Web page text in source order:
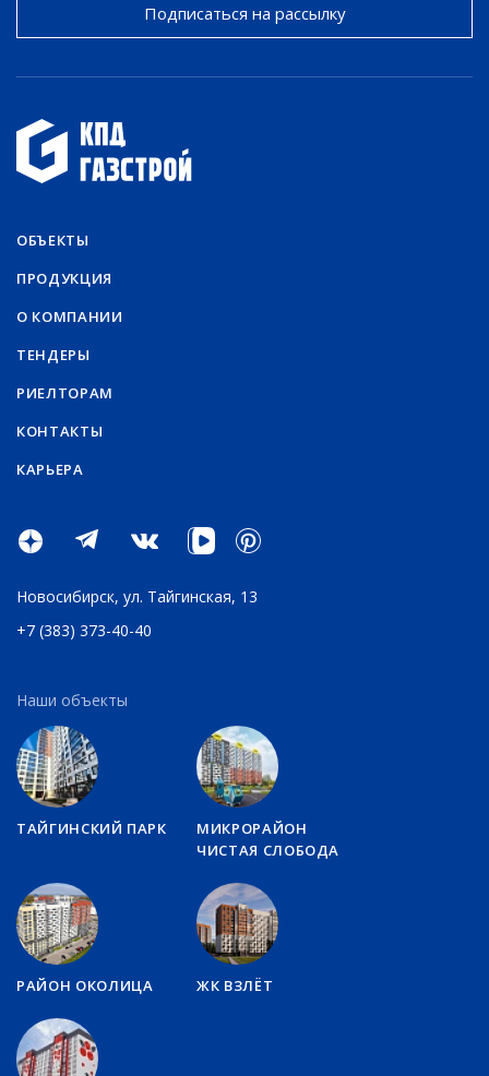
Подписаться на рассылку
ОБЪЕКТЫ
ПРОДУКЦИЯ
О КОМПАНИИ
ТЕНДЕРЫ
РИЕЛТОРАМ
КОНТАКТЫ
КАРЬЕРА
Новосибирск, ул. Тайгинская, 13
+7 (383) 373-40-40
Наши объекты
ТАЙГИНСКИЙ ПАРК
МИКРОРАЙОН
ЧИСТАЯ СЛОБОДА
РАЙОН ОКОЛИЦА ЖК ВЗЛЁТ